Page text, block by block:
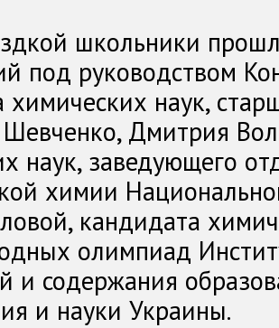
школьники
под руководством
химических наук,
Дмитрия
наук, заведующего
химии
кандидата
олимпиад
и содержания
и науки Украины.